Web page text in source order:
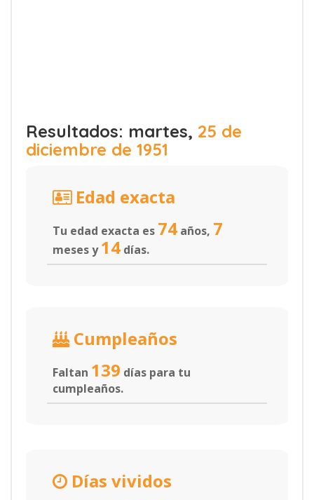
Resultados: martes, 25 de
diciembre de 1951
Edad exacta
Tu edad exacta es 74 años, 7
meses y14 días.
Cumpleaños
Faltan 139 días para tu
cumpleaños.
Días vividos